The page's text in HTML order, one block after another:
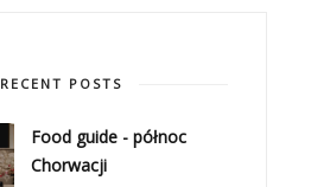
RECENT POSTS
Food guide - północ
Chorwacji